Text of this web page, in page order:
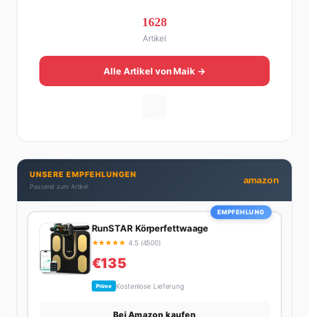
Online zu einer der führenden Männer-Lifestyle-
Plattformen im deutschsprachigen Raum aufgebaut.
Sein Weg dahin war alles andere als geradlinig: Die
eine Hälfte seines Lebens stand er in der
Gastronomie – mit allem, was dazugehört. Die andere
seine Artikel aus: direkt, unterhaltsam und immer nah
dran. Wenn Maik nicht gerade den heißesten Tratsch
aus der Promi-Welt aufspürt oder die besten
Lifestyle-Empfehlungen zusammenstellt, findet man
ihn beim Wandern in den Schweizer Alpen, am Grill
mit Freunden oder auf der Suche nach dem
perfekten Espresso. Sein Motto: Lieber einmal richtig
1628
Artikel
Alle Artikel von Maik →
UNSERE EMPFEHLUNGEN
Passend zum Artikel
amazon
EMPFEHLUNG
RunSTAR Körperfettwaage
★★★★★ 4.5 (4500)
€135
Prime Kostenlose Lieferung
Bei Amazon kaufen